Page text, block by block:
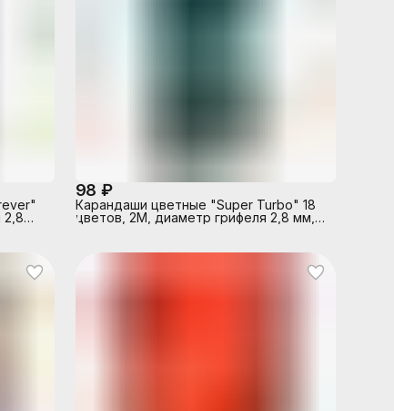
2,8
98 ₽
Карандаши цветные "Super Turbo" 18
цветов, 2М, диаметр грифеля 2,8 мм,